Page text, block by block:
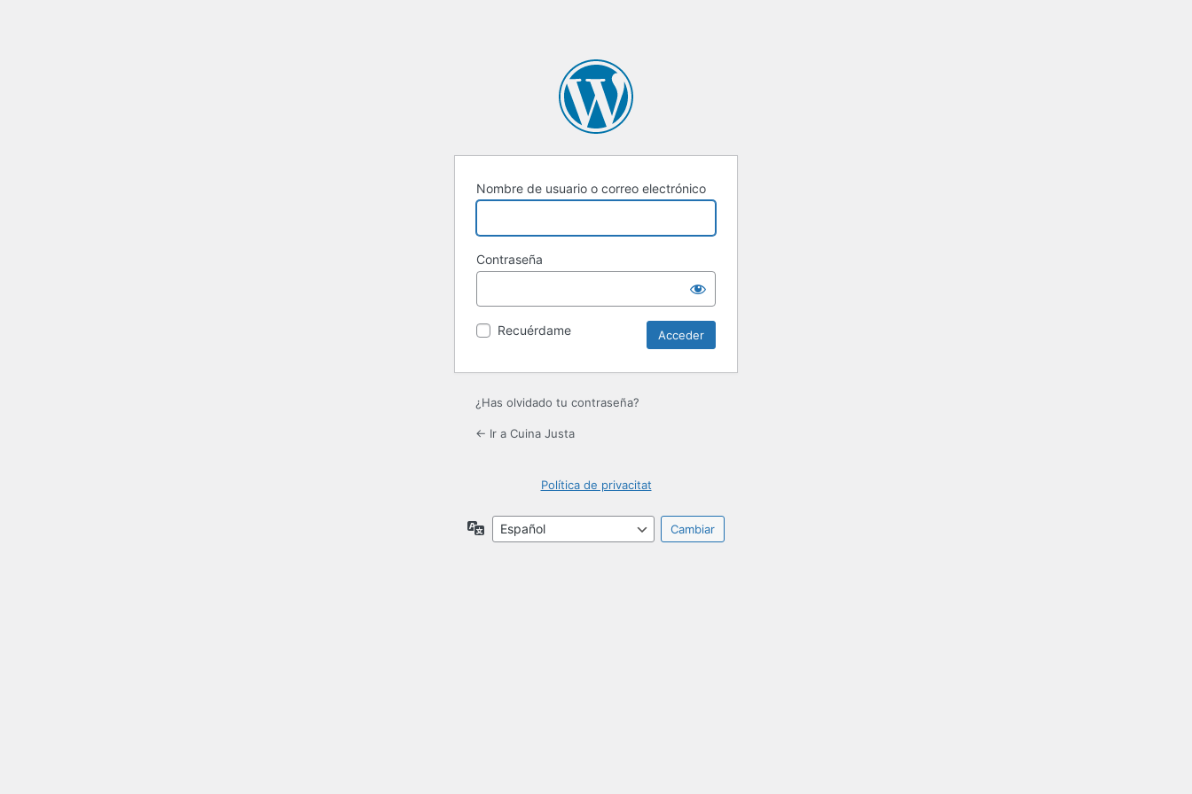
Nombre de usuario o correo electrónico
Contraseña
Recuérdame
¿Has olvidado tu contraseña?
← Ir a Cuina Justa
Política de privacitat
Idioma